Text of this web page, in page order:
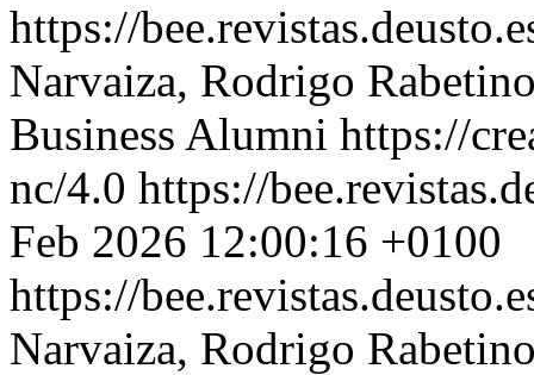
https://
Narvaiza, Rodrigo
Business Alumni https://
nc/4.0 https://
Feb 2026 12:00:16 +0100
https://
Narvaiza, Rodrigo